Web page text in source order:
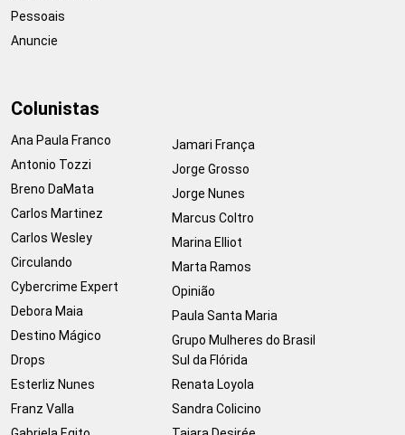
Pessoais
Anuncie
Colunistas
Ana Paula Franco
Antonio Tozzi
Breno DaMata
Carlos Martinez
Carlos Wesley
Circulando
Cybercrime Expert
Debora Maia
Destino Mágico
Drops
Esterliz Nunes
Franz Valla
Jamari França
Jorge Grosso
Jorge Nunes
Marcus Coltro
Marina Elliot
Marta Ramos
Opinião
Paula Santa Maria
Grupo Mulheres do Brasil
Sul da Flórida
Renata Loyola
Sandra Colicino